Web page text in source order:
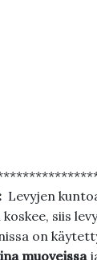
Levyjen
siis
on
muoveissa